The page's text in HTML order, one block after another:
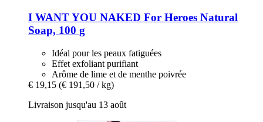
I WANT YOU NAKED For Heroes Natural
Soap, 100 g
Idéal pour les peaux fatiguées
Effet exfoliant purifiant
Arôme de lime et de menthe poivrée
€ 19,15 (€ 191,50 / kg)
Livraison jusqu'au 13 août